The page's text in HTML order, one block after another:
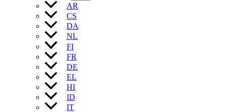
AR
CS
DA
NL
FI
FR
DE
EL
HI
ID
IT